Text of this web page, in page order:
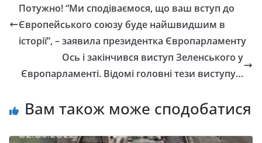
Потужно! “Ми сподіваємося, що ваш вступ до
Європейського союзу буде найшвидшим в
історії”, – заявила президентка Європарламенту
Ось і закінчився виступ Зеленського у
Європарламенті. Відомі головні тези виступу…
Вам також може сподобатися